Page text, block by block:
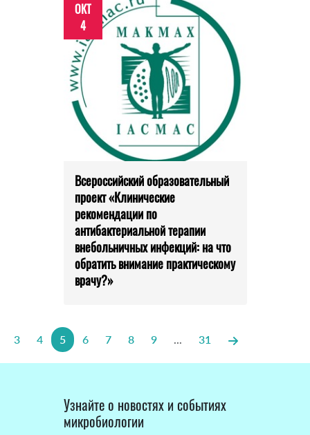
ОКТ
4
Всероссийский образовательный
проект «Клинические
рекомендации по
антибактериальной терапии
внебольничных инфекций: на что
обратить внимание практическому
врачу?»
3 4 5 6 7 8 9 ... 31
Узнайте о новостях и событиях
микробиологии